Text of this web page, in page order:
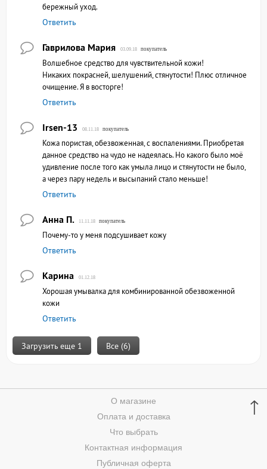
бережный уход.
Ответить
Гаврилова Мария 03.09.18 покупатель
Волшебное средство для чувствительной кожи!
Никаких покрасней, шелушений, стянутости! Плюс отличное
очищение. Я в восторге!
Ответить
Irsen-13 08.11.18 покупатель
Кожа пористая, обезвоженная, с воспалениями. Приобретая
данное средство на чудо не надеялась. Но какого было моё
удивление после того как умыла лицо и стянутости не было,
а через пару недель и высыпаний стало меньше!
Ответить
Анна П. 11.11.18 покупатель
Почему-то у меня подсушивает кожу
Ответить
Карина 01.12.18
Хорошая умывалка для комбинированной обезвоженной
кожи
Ответить
Загрузить еще 1 Все (6)
↑
О магазине
Оплата и доставка
Что выбрать
Контактная информация
Публичная оферта